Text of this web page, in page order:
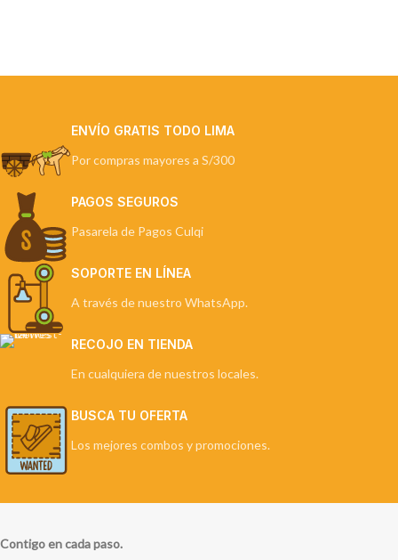
ENVÍO GRATIS TODO LIMA
Por compras mayores a S/300
PAGOS SEGUROS
Pasarela de Pagos Culqi
SOPORTE EN LÍNEA
A través de nuestro WhatsApp.
RECOJO EN TIENDA
En cualquiera de nuestros locales.
BUSCA TU OFERTA
Los mejores combos y promociones.
Contigo en cada paso.